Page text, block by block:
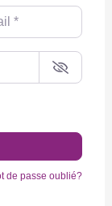
de passe oublié?